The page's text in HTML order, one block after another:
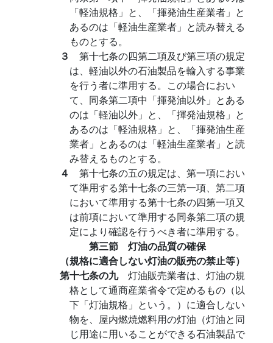
「軽油規格」と、「揮発油生産業者」と
あるのは「軽油生産業者」と読み替える
ものとする。
３ 第十七条の四第二項及び第三項の規定
は、軽油以外の石油製品を輸入する事業
を行う者に準用する。この場合におい
て、同条第二項中「揮発油以外」とある
のは「軽油以外」と、「揮発油規格」と
あるのは「軽油規格」と、「揮発油生産
業者」とあるのは「軽油生産業者」と読
み替えるものとする。
４ 第十七条の五の規定は、第一項におい
て準用する第十七条の三第一項、第二項
において準用する第十七条の四第一項又
は前項において準用する同条第二項の規
定により確認を行うべき者に準用する。
第三節 灯油の品質の確保
（規格に適合しない灯油の販売の禁止等）
第十七条の九 灯油販売業者は、灯油の規
格として通商産業省令で定めるもの（以
下「灯油規格」という。）に適合しない
物を、屋内燃焼燃料用の灯油（灯油と同
じ用途に用いることができる石油製品で